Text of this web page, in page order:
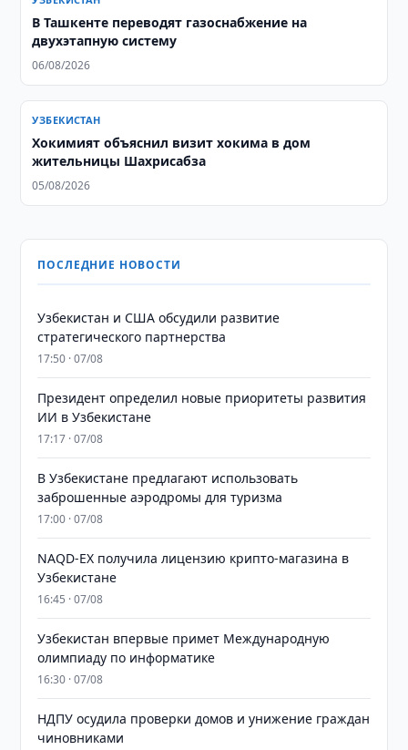
В Ташкенте переводят газоснабжение на
двухэтапную систему
06/08/2026
УЗБЕКИСТАН
Хокимият объяснил визит хокима в дом
жительницы Шахрисабза
05/08/2026
ПОСЛЕДНИЕ НОВОСТИ
Узбекистан и США обсудили развитие
стратегического партнерства
17:50 · 07/08
Президент определил новые приоритеты развития
ИИ в Узбекистане
17:17 · 07/08
В Узбекистане предлагают использовать
заброшенные аэродромы для туризма
17:00 · 07/08
NAQD-EX получила лицензию крипто-магазина в
Узбекистане
16:45 · 07/08
Узбекистан впервые примет Международную
олимпиаду по информатике
16:30 · 07/08
НДПУ осудила проверки домов и унижение граждан
чиновниками